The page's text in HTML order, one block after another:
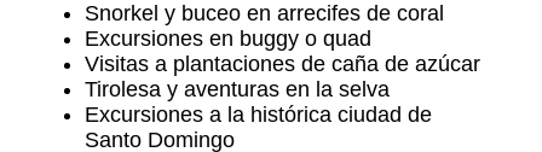
Snorkel y buceo en arrecifes de coral
Excursiones en buggy o quad
Visitas a plantaciones de caña de azúcar
Tirolesa y aventuras en la selva
Excursiones a la histórica ciudad de
Santo Domingo